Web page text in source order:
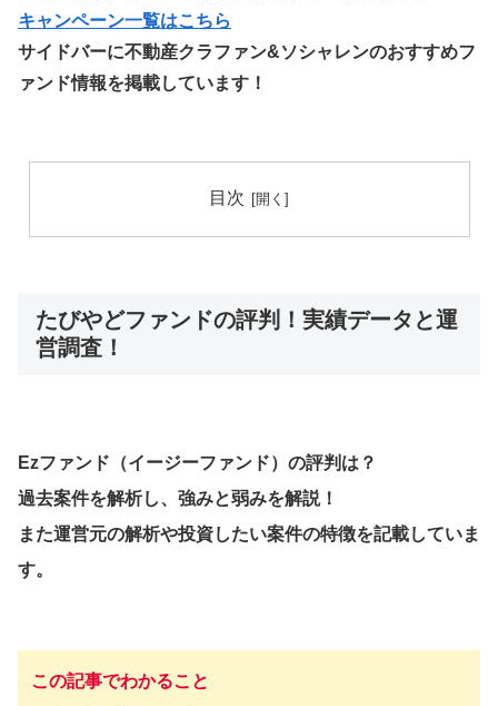
キャンペーン一覧はこちら
サイドバーに不動産クラファン&ソシャレンのおすすめフ
ァンド情報を掲載しています！
目次
たびやどファンドの評判！実績データと運
営調査！
Ezファンド（イージーファンド） の評判は？
過去案件を解析し、強みと弱みを解説！
また運営元の解析や投資したい案件の特徴を記載していま
す。
この記事でわかること